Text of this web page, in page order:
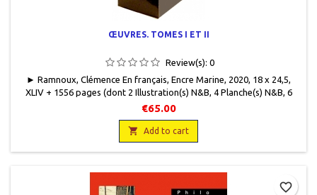
ŒUVRES. TOMES I ET II
Review(s): 0
► Ramnoux, Clémence En français, Encre Marine, 2020, 18 x 24,5,
XLIV + 1556 pages (dont 2 Illustration(s) N&B, 4 Planche(s) N&B, 6
Illustration(s) couleurs, Bibliographie, Index), broché. Neuf, 2 volumes
brochés sous coffret vendus non séparément. 9782350881799
Éditions Les Belles Lettres · Clémence Ramnoux - Œuvres
€65.00
 Add to cart
favorite_border